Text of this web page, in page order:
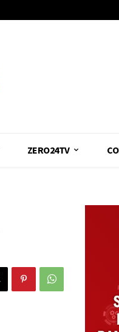
ZERO24TV